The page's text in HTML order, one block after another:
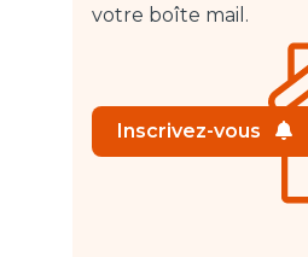
votre boîte mail.
Inscrivez-vous